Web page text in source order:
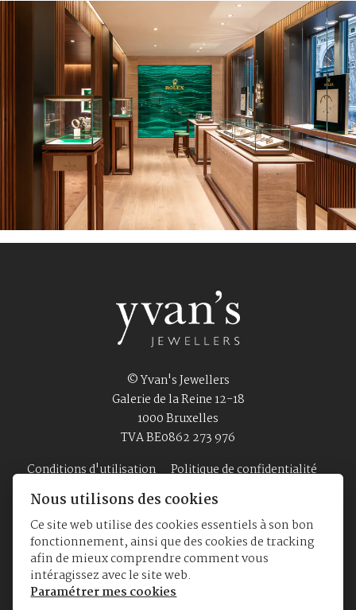
© Yvan's Jewellers
Galerie de la Reine 12-18
1000 Bruxelles
TVA BE0862 273 976
Conditions d'utilisation
Politique de confidentialité
Accueil Bijouterie Montres A Propos
Nous utilisons des cookies
Ce site web utilise des cookies essentiels à son bon
fonctionnement, ainsi que des cookies de tracking
afin de mieux comprendre comment vous
intéragissez avec le site web.
Paramétrer mes cookies